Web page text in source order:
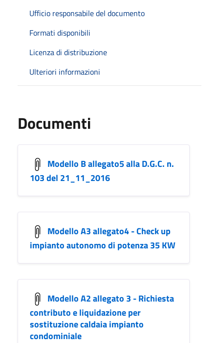
Ufficio responsabile del documento
Formati disponibili
Licenza di distribuzione
Ulteriori informazioni
Documenti
Modello B allegato5 alla D.G.C. n.
103 del 21_11_2016
Modello A3 allegato4 - Check up
impianto autonomo di potenza 35 KW
Modello A2 allegato 3 - Richiesta
contributo e liquidazione per
sostituzione caldaia impianto
condominiale